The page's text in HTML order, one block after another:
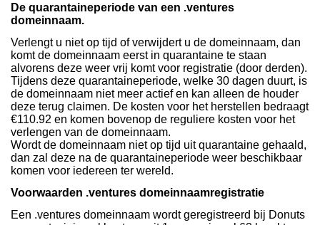
De quarantaineperiode van een .ventures
domeinnaam.
Verlengt u niet op tijd of verwijdert u de domeinnaam, dan
komt de domeinnaam eerst in quarantaine te staan
alvorens deze weer vrij komt voor registratie (door derden).
Tijdens deze quarantaineperiode, welke 30 dagen duurt, is
de domeinnaam niet meer actief en kan alleen de houder
deze terug claimen. De kosten voor het herstellen bedraagt
€110.92 en komen bovenop de reguliere kosten voor het
verlengen van de domeinnaam.
Wordt de domeinnaam niet op tijd uit quarantaine gehaald,
dan zal deze na de quarantaineperiode weer beschikbaar
komen voor iedereen ter wereld.
Voorwaarden .ventures domeinnaamregistratie
Een .ventures domeinnaam wordt geregistreerd bij Donuts